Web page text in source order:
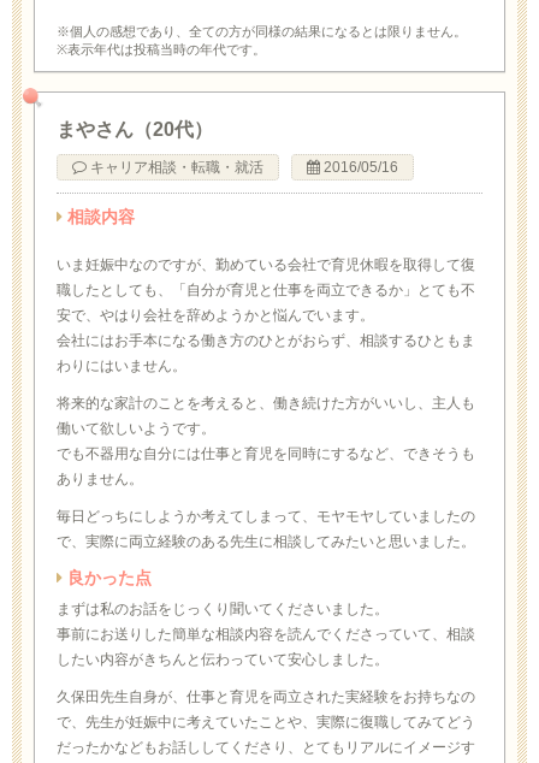
※個人の感想であり、全ての方が同様の結果になるとは限りません。
※表示年代は投稿当時の年代です。
まやさん（20代）
キャリア相談・転職・就活 2016/05/16
相談内容
いま妊娠中なのですが、勤めている会社で育児休暇を取得して復
職したとしても、「自分が育児と仕事を両立できるか」とても不
安で、やはり会社を辞めようかと悩んでいます。
会社にはお手本になる働き方のひとがおらず、相談するひともま
わりにはいません。
将来的な家計のことを考えると、働き続けた方がいいし、主人も
働いて欲しいようです。
でも不器用な自分には仕事と育児を同時にするなど、できそうも
ありません。
毎日どっちにしようか考えてしまって、モヤモヤしていましたの
で、実際に両立経験のある先生に相談してみたいと思いました。
良かった点
まずは私のお話をじっくり聞いてくださいました。
事前にお送りした簡単な相談内容を読んでくださっていて、相談
したい内容がきちんと伝わっていて安心しました。
久保田先生自身が、仕事と育児を両立された実経験をお持ちなの
で、先生が妊娠中に考えていたことや、実際に復職してみてどう
だったかなどもお話ししてくださり、とてもリアルにイメージす